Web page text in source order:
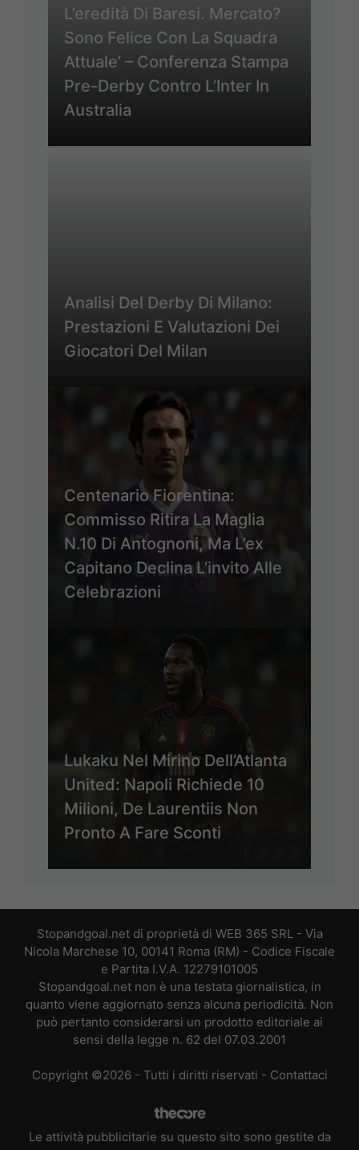
L’eredità Di Baresi. Mercato?
Sono Felice Con La Squadra
Attuale’ – Conferenza Stampa
Pre-Derby Contro L’Inter In
Australia
Analisi Del Derby Di Milano:
Prestazioni E Valutazioni Dei
Giocatori Del Milan
Centenario Fiorentina:
Commisso Ritira La Maglia
N.10 Di Antognoni, Ma L’ex
Capitano Declina L’invito Alle
Celebrazioni
Lukaku Nel Mirino Dell’Atlanta
United: Napoli Richiede 10
Milioni, De Laurentiis Non
Pronto A Fare Sconti
Stopandgoal.net di proprietà di WEB 365 SRL - Via
Nicola Marchese 10, 00141 Roma (RM) - Codice Fiscale
e Partita I.V.A. 12279101005
Stopandgoal.net non è una testata giornalistica, in
quanto viene aggiornato senza alcuna periodicità. Non
può pertanto considerarsi un prodotto editoriale ai
sensi della legge n. 62 del 07.03.2001
Copyright ©2026 - Tutti i diritti riservati - Contattaci
Le attività pubblicitarie su questo sito sono gestite da